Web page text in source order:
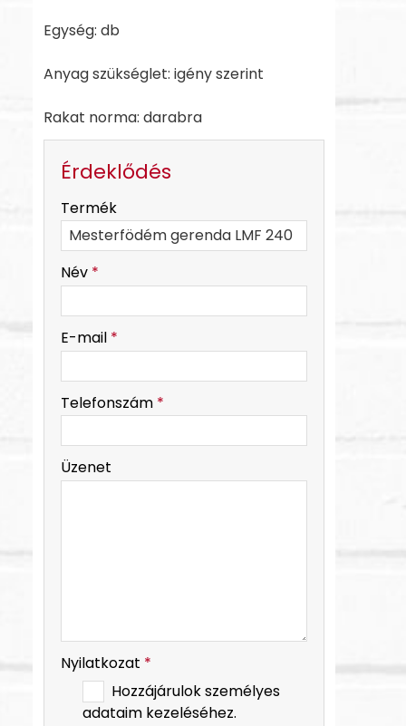
Egység: db
Anyag szükséglet: igény szerint
Rakat norma: darabra
Érdeklődés
-
Termék
Név *
E-mail *
Telefonszám *
Üzenet
Nyilatkozat *
Hozzájárulok személyes
adataim kezeléséhez.